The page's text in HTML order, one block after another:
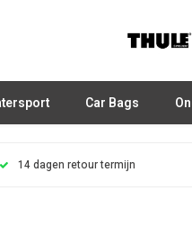
Car Bags
14 dagen retour termijn